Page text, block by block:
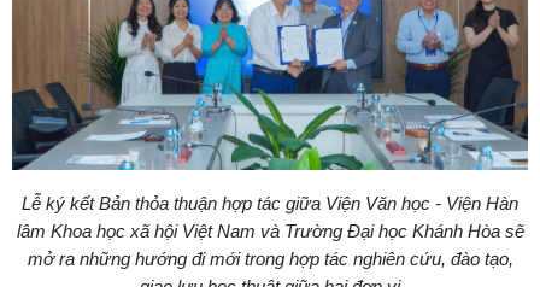
Lễ ký kết Bản thỏa thuận hợp tác giữa Viện Văn học - Viện Hàn
lâm Khoa học xã hội Việt Nam và Trường Đại học Khánh Hòa sẽ
mở ra những hướng đi mới trong hợp tác nghiên cứu, đào tạo,